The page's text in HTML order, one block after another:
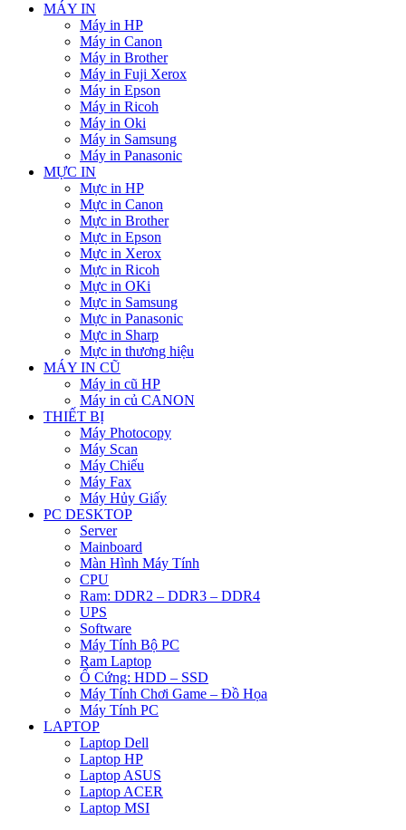
MÁY IN
Máy in HP
Máy in Canon
Máy in Brother
Máy in Fuji Xerox
Máy in Epson
Máy in Ricoh
Máy in Oki
Máy in Samsung
Máy in Panasonic
MỰC IN
Mực in HP
Mực in Canon
Mực in Brother
Mực in Epson
Mực in Xerox
Mực in Ricoh
Mực in OKi
Mực in Samsung
Mực in Panasonic
Mực in Sharp
Mực in thương hiệu
MÁY IN CŨ
Máy in cũ HP
Máy in củ CANON
THIẾT BỊ
Máy Photocopy
Máy Scan
Máy Chiếu
Máy Fax
Máy Hủy Giấy
PC DESKTOP
Server
Mainboard
Màn Hình Máy Tính
CPU
Ram: DDR2 – DDR3 – DDR4
UPS
Software
Máy Tính Bộ PC
Ram Laptop
Ổ Cứng: HDD – SSD
Máy Tính Chơi Game – Đồ Họa
Máy Tính PC
LAPTOP
Laptop Dell
Laptop HP
Laptop ASUS
Laptop ACER
Laptop MSI